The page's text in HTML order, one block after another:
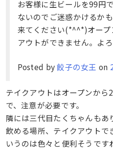
お客様に生ビールを99円
ないのでご迷惑かけるか
来てください(*^^*)オープ
アウトができません。よ
Posted by餃子の女王 on
テイクアウトはオープンから
で、注意が必要です。
隣には三代目たくちゃんも
飲める場所、テイクアウトで
いうのは色々と便利そうです